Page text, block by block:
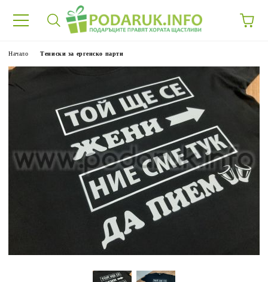
Начало Тениски за ергенско парти